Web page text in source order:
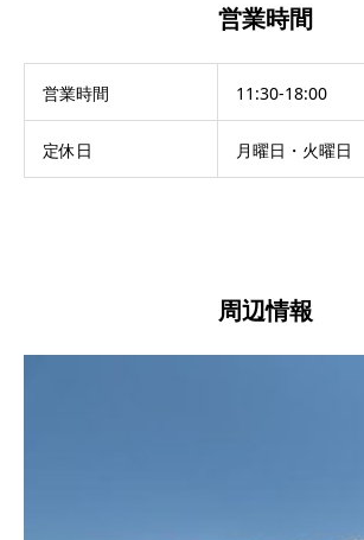
営業時間
営業時間 11:30-18:00
定休日 月曜日・火曜日
周辺情報